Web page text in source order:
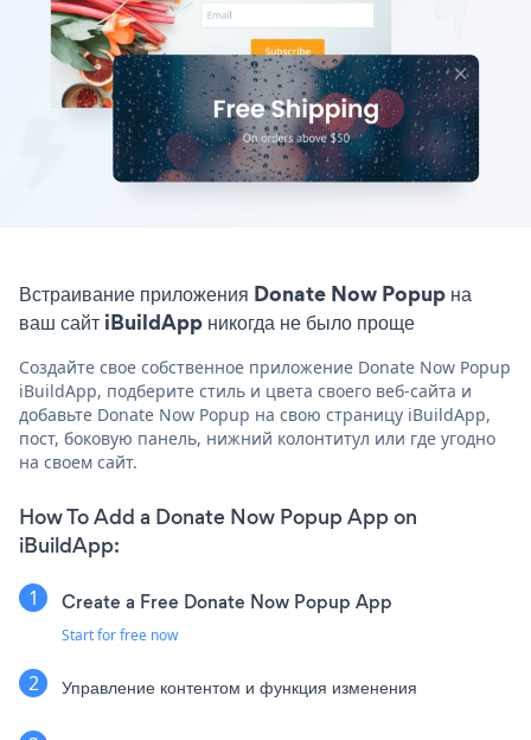
Встраивание приложения Donate Now Popup на
ваш сайт iBuildApp никогда не было проще
Создайте свое собственное приложение Donate Now Popup
iBuildApp, подберите стиль и цвета своего веб-сайта и
добавьте Donate Now Popup на свою страницу iBuildApp,
пост, боковую панель, нижний колонтитул или где угодно
на своем сайт.
How To Add a Donate Now Popup App on
iBuildApp:
Create a Free Donate Now Popup App
Start for free now
Управление контентом и функция изменения